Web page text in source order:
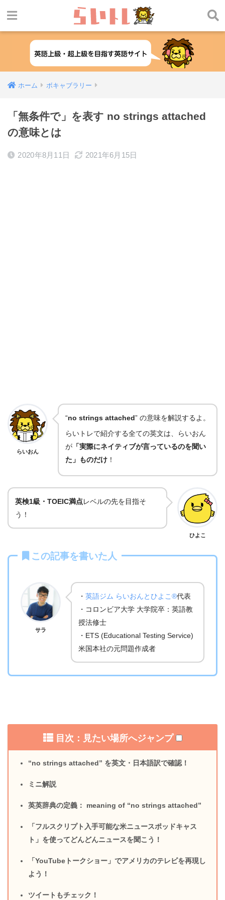
ホーム ボキャブラリー
「無条件で」を表す no strings attached
の意味とは
2020年8月11日 2021年6月15日
らいおん
“no strings attached” の意味を解説するよ。
らいトレで紹介する全ての英文は、らいおん
が 「実際にネイティブが言っているのを聞い
た」ものだけ ！
英検1級・TOEIC満点レベルの先を目指そ
う！
ひよこ
この記事を書いた人
サラ
・ 英語ジム らいおんとひよこ®代表
・コロンビア大学 大学院卒：英語教
授法修士
・ETS (Educational Testing Service)
米国本社の元問題作成者
目次：見たい場所へジャンプ
“no strings attached” を英文・日本語訳で確認！
ミニ解説
英英辞典の定義： meaning of “no strings attached”
「フルスクリプト入手可能な米ニュースポッドキャス
ト」を使ってどんどんニュースを聞こう！
「YouTubeトークショー」でアメリカのテレビを再現し
よう！
ツイートもチェック！